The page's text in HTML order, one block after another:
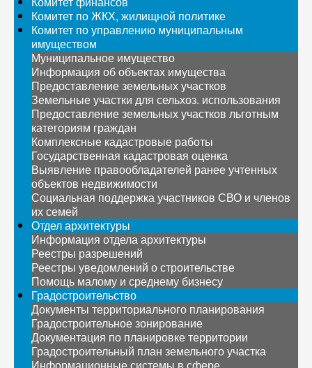
Комитет по ЖКХ, жилищной политике
Комитет по управлению муниципальным
имуществом
Муниципальное имущество
Информация об объектах имущества
Предоставление земельных участков
Земельные участки для сельхоз. использования
Предоставление земельных участков льготным
категориям граждан
Комплексные кадастровые работы
Государственная кадастровая оценка
Выявление правообладателей ранее учтенных
объектов недвижимости
Социальная поддержка участников СВО и членов
их семей
Отдел архитектуры
Информация отдела архитектуры
Реестры разрешений
Реестры уведомлений о строительстве
Помощь малому и среднему бизнесу
Градостроительство
Документы территориального планирования
Градостроительное зонирование
Документация по планировке территории
Градостроительный план земельного участка